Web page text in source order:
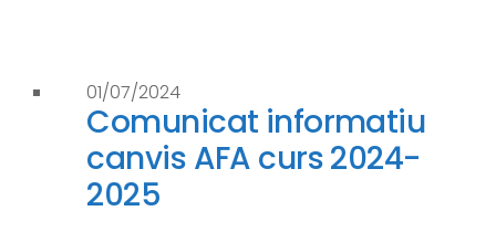
01/07/2024
Comunicat informatiu
canvis AFA curs 2024-
2025